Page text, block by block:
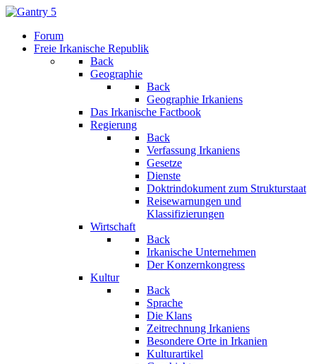
Forum
Freie Irkanische Republik
Back
Geographie
Back
Geographie Irkaniens
Das Irkanische Factbook
Regierung
Back
Verfassung Irkaniens
Gesetze
Dienste
Doktrindokument zum Strukturstaat
Reisewarnungen und
Klassifizierungen
Wirtschaft
Back
Irkanische Unternehmen
Der Konzernkongress
Kultur
Back
Sprache
Die Klans
Zeitrechnung Irkaniens
Besondere Orte in Irkanien
Kulturartikel